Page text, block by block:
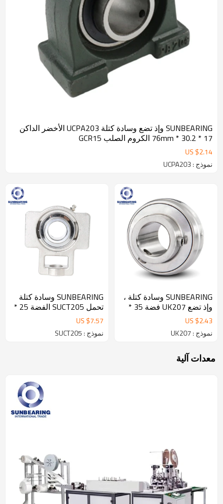
SUNBEARING وإذ تضع وسادة كتلة UCPA203 الأخضر الداكن
17 * 30.2 * 76mm الكروم الصلب GCR15
US $2.14
نموذج : UCPA203
SUNBEARING وسادة كتلة ،
وإذ تضع UK207 فضة 35 *
المقاوم للصدأ
US $2.43
نموذج : UK207
SUNBEARING وسادة كتلة
تحمل SUCT205 الفضة 25 *
المقاوم للصدأ
US $7.57
نموذج : SUCT205
معدات آلية